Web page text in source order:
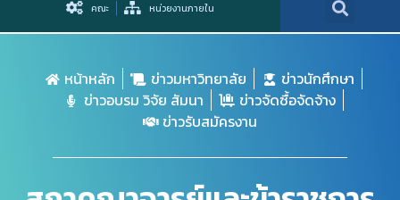
คณะ หน่วยงานภายใน
หน้าหลัก ข่าวมหาวิทยาลัย
ข่าวนักศึกษา
ข่าวอบรม วิจัย สัมนา
ข่าวจัดซื้อจัดจ้าง
ข่าวรับสมัครงาน